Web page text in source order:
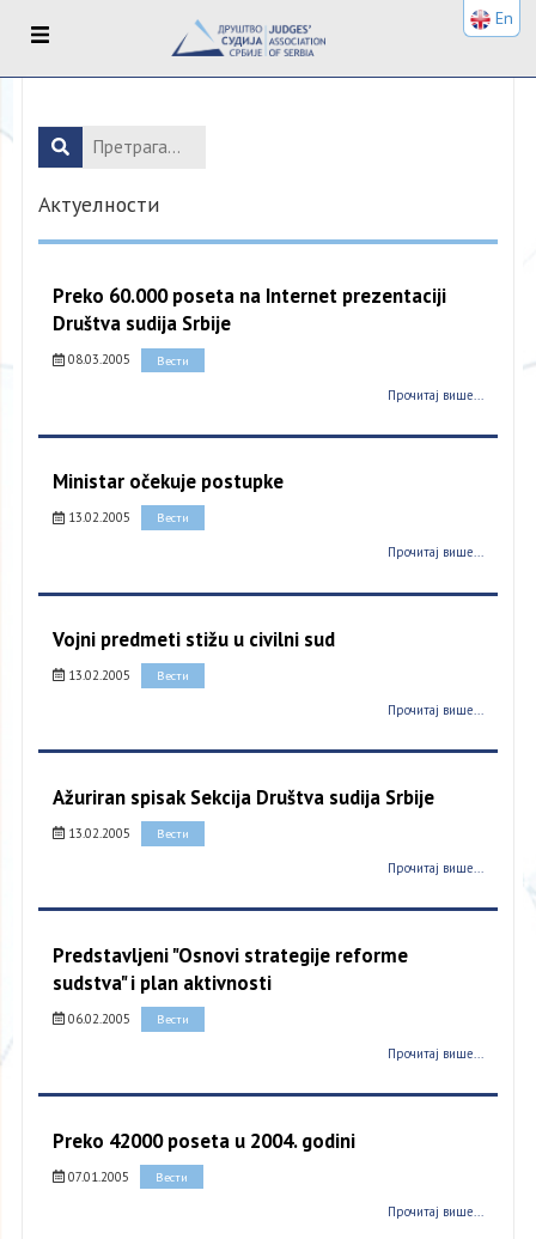
Актуелности
Preko 60.000 poseta na Internet prezentaciji
Društva sudija Srbije
08.03.2005 Вести
Прочитај више...
Ministar očekuje postupke
13.02.2005 Вести
Прочитај више...
Vojni predmeti stižu u civilni sud
13.02.2005 Вести
Прочитај више...
Ažuriran spisak Sekcija Društva sudija Srbije
13.02.2005 Вести
Прочитај више...
Predstavljeni "Osnovi strategije reforme
sudstva" i plan aktivnosti
06.02.2005 Вести
Прочитај више...
Preko 42000 poseta u 2004. godini
07.01.2005 Вести
Прочитај више...
En